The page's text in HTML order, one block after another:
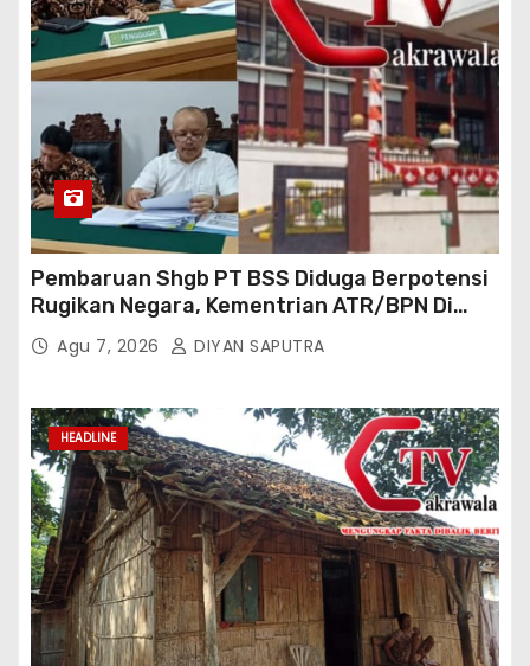
Pembaruan Shgb PT BSS Diduga Berpotensi
Rugikan Negara, Kementrian ATR/BPN Di
Gugat Di PTUN Jakarta
Agu 7, 2026 DIYAN SAPUTRA
HEADLINE